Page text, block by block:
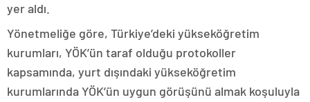
yer aldı.
Yönetmeliğe göre, Türkiye’deki yükseköğretim
kurumları, YÖK’ün taraf olduğu protokoller
kapsamında, yurt dışındaki yükseköğretim
kurumlarında YÖK’ün uygun görüşünü almak koşuluyla